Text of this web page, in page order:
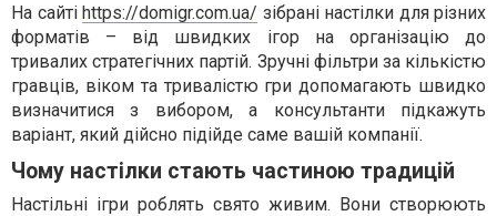
На сайті https://domigr.com.ua/ зібрані настілки для різних
форматів – від швидких ігор на організацію до
тривалих стратегічних партій. Зручні фільтри за кількістю
гравців, віком та тривалістю гри допомагають швидко
визначитися з вибором, а консультанти підкажуть
варіант, який дійсно підійде саме вашій компанії.
Чому настілки стають частиною традицій
Настільні ігри роблять свято живим. Вони створюють